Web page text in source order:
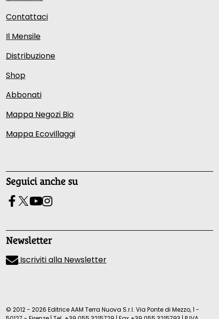
Contattaci
Il Mensile
Distribuzione
Shop
Abbonati
Mappa Negozi Bio
Mappa Ecovillaggi
Seguici anche su
Newsletter
Iscriviti alla Newsletter
© 2012 - 2026 Editrice AAM Terra Nuova S.r.l. Via Ponte di Mezzo, 1 -